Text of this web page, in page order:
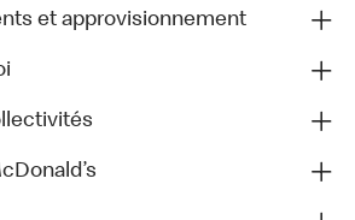
et approvisionnement